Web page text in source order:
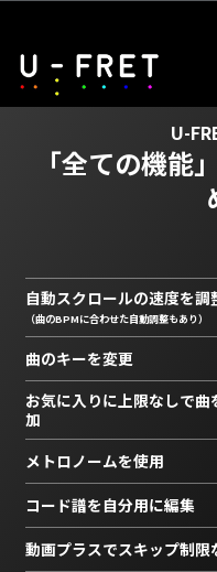
U-
「全ての機能
自動スクロールの速度を調
（曲のBPMに合わせた自動調整もあり）
曲のキーを変更
お気に入りに上限なしで曲
加
メトロノームを使用
コード譜を自分用に編集
動画プラスでスキップ制限